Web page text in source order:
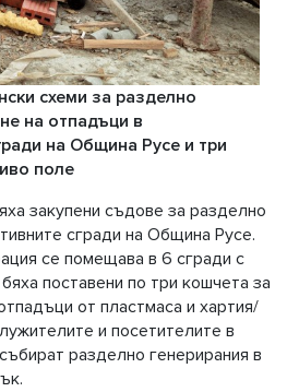
схеми за разделно
на отпадъци в
на Община Русе и три
поле
закупени съдове за разделно
сгради на Община Русе.
се помещава в 6 сгради с
поставени по три кошчета за
от пластмаса и хартия/
и посетителите в
разделно генерирания в